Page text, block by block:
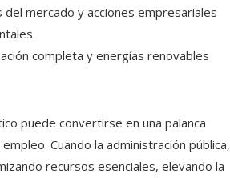
mercado y acciones empresariales
completa y energías renovables
puede convertirse en una palanca
Cuando la administración pública,
recursos esenciales, elevando la